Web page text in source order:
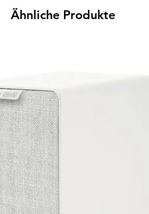
Ähnliche Produkte